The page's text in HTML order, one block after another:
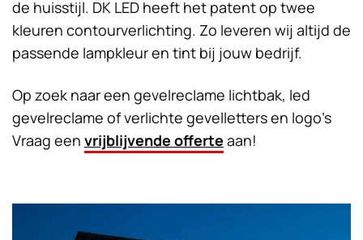
de huisstijl. DK LED heeft het patent op twee
kleuren contourverlichting. Zo leveren wij altijd de
passende lampkleur en tint bij jouw bedrijf.
Op zoek naar een gevelreclame lichtbak, led
gevelreclame of verlichte gevelletters en logo’s
Vraag een vrijblijvende offerte aan!